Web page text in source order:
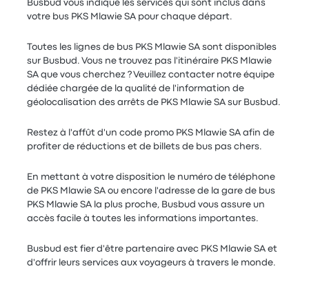
Busbud vous indique les services qui sont inclus dans
votre bus PKS Mlawie SA pour chaque départ.
Toutes les lignes de bus PKS Mlawie SA sont disponibles
sur Busbud. Vous ne trouvez pas l'itinéraire PKS Mlawie
SA que vous cherchez ? Veuillez contacter notre équipe
dédiée chargée de la qualité de l'information de
géolocalisation des arrêts de PKS Mlawie SA sur Busbud.
Restez à l'affût d'un code promo PKS Mlawie SA afin de
profiter de réductions et de billets de bus pas chers.
En mettant à votre disposition le numéro de téléphone
de PKS Mlawie SA ou encore l'adresse de la gare de bus
PKS Mlawie SA la plus proche, Busbud vous assure un
accès facile à toutes les informations importantes.
Busbud est fier d'être partenaire avec PKS Mlawie SA et
d'offrir leurs services aux voyageurs à travers le monde.